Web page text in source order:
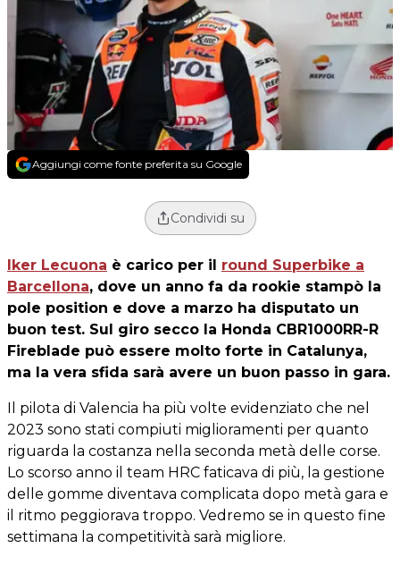
Aggiungi come fonte preferita su Google
Condividi su
Iker Lecuona è carico per il round Superbike a
Barcellona, dove un anno fa da rookie stampò la
pole position e dove a marzo ha disputato un
buon test. Sul giro secco la Honda CBR1000RR-R
Fireblade può essere molto forte in Catalunya,
ma la vera sfida sarà avere un buon passo in gara.
Il pilota di Valencia ha più volte evidenziato che nel
2023 sono stati compiuti miglioramenti per quanto
riguarda la costanza nella seconda metà delle corse.
Lo scorso anno il team HRC faticava di più, la gestione
delle gomme diventava complicata dopo metà gara e
il ritmo peggiorava troppo. Vedremo se in questo fine
settimana la competitività sarà migliore.